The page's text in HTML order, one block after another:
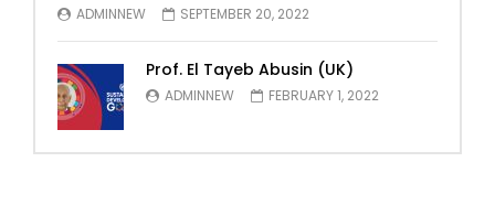
ADMINNEW SEPTEMBER 20, 2022
Prof. El Tayeb Abusin (UK)
ADMINNEW FEBRUARY 1, 2022